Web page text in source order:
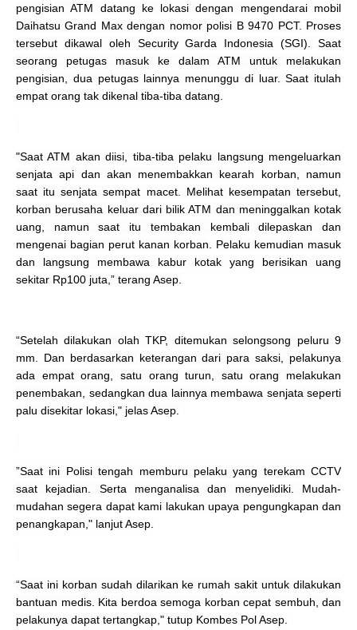
pengisian ATM datang ke lokasi dengan mengendarai mobil
Daihatsu Grand Max dengan nomor polisi B 9470 PCT. Proses
tersebut dikawal oleh Security Garda Indonesia (SGI). Saat
seorang petugas masuk ke dalam ATM untuk melakukan
pengisian, dua petugas lainnya menunggu di luar. Saat itulah
empat orang tak dikenal tiba-tiba datang.
"Saat ATM akan diisi, tiba-tiba pelaku langsung mengeluarkan
senjata api dan akan menembakkan kearah korban, namun
saat itu senjata sempat macet. Melihat kesempatan tersebut,
korban berusaha keluar dari bilik ATM dan meninggalkan kotak
uang, namun saat itu tembakan kembali dilepaskan dan
mengenai bagian perut kanan korban
Pelaku kemudian masuk
dan langsung membawa kabur kotak yang berisikan uang
sekitar Rp100 juta,” terang Asep.
“Setelah dilakukan olah TKP, ditemukan selongsong peluru 9
mm. Dan berdasarkan keterangan dari para saksi, pelakunya
ada empat orang, satu orang turun, satu orang melakukan
penembakan, sedangkan dua lainnya membawa senjata seperti
palu disekitar lokasi," jelas Asep.
”Saat ini Polisi tengah memburu pelaku yang terekam CCTV
saat kejadian. Serta menganalisa dan menyelidiki. Mudah-
mudahan segera dapat kami lakukan upaya pengungkapan dan
penangkapan," lanjut Asep.
“Saat ini korban sudah dilarikan ke rumah sakit untuk dilakukan
bantuan medis. Kita berdoa semoga korban cepat sembuh, dan
pelakunya dapat tertangkap," tutup Kombes Pol Asep.